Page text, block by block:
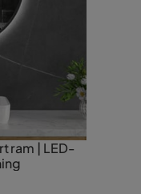
ram | LED-